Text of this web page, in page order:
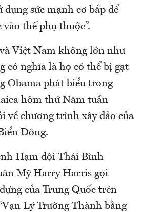
dụng sức mạnh cơ bắp để
vào thế phụ thuộc”.
Việt Nam không lớn như
có nghĩa là họ có thể bị gạt
Obama phát biểu trong
hôm thứ Năm tuần
về chương trình xây đảo của
Đông.
Hạm đội Thái Bình
Mỹ Harry Harris gọi
của Trung Quốc trên
Lý Trường Thành bằng